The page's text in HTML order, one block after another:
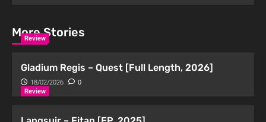
More Stories
Review
Gladium Regis – Quest [Full Length, 2026]
18/02/2026 0
Review